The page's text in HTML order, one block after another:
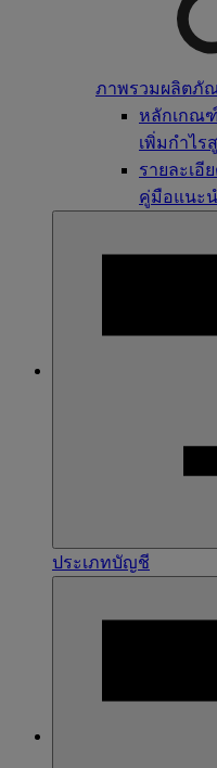
ภาพรวมผลิตภั
หลักเกณฑ์
เพิ่มกำไร
รายละเ
คู่มือแนะ
ประเภทบัญชี